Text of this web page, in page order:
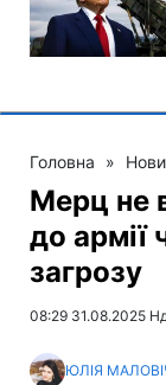
Головна »
Мерц не
до армії
загрозу
08:29 31.08.2025 Нд
ЮЛІЯ